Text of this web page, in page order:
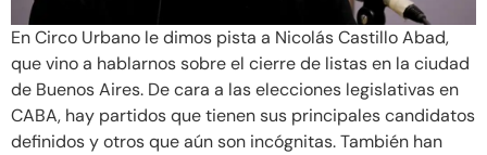
En Circo Urbano le dimos pista a Nicolás Castillo Abad,
que vino a hablarnos sobre el cierre de listas en la ciudad
de Buenos Aires. De cara a las elecciones legislativas en
CABA, hay partidos que tienen sus principales candidatos
definidos y otros que aún son incógnitas. También han